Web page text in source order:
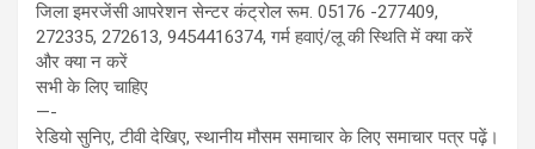
जिला इमरजेंसी आपरेशन सेन्टर कंट्रोल रूम. 05176 -277409,
272335, 272613, 9454416374, गर्म हवाएं/लू की स्थिति में क्या करें
और क्या न करें
सभी के लिए चाहिए
—-
रेडियो सुनिए, टीवी देखिए, स्थानीय मौसम समाचार के लिए समाचार पत्र पढ़ें।